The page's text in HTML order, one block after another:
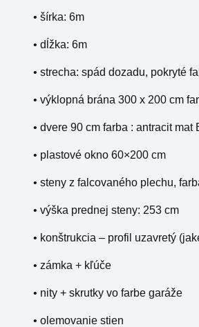
• šírka: 6m
• dĺžka: 6m
• strecha: spád dozadu, pokryté
• výklopná brána 300 x 200 cm
• dvere 90 cm farba : antracit mat
• plastové okno 60×200 cm
• steny z falcovaného plechu,
• výška prednej steny: 253 cm
• konštrukcia – profil uzavretý
• zámka + kľúče
• nity + skrutky vo farbe garáže
• olemovanie stien